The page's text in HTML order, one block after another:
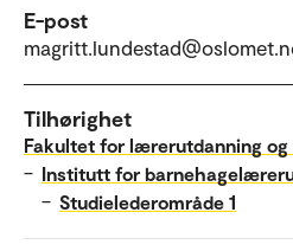
E-post
Tilhørighet
Fakultet for lærerutdanning
– Institutt for
– Studielederområde 1